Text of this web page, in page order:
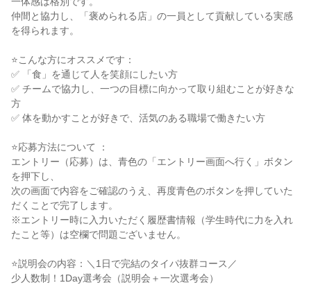
仲間と協力し、「褒められる店」の一員として貢献している実感
を得られます。
⭐こんな方にオススメです：
✅ 「食」を通じて人を笑顔にしたい方
✅ チームで協力し、一つの目標に向かって取り組むことが好きな
方
✅ 体を動かすことが好きで、活気のある職場で働きたい方
⭐応募方法について ：
エントリー（応募）は、青色の「エントリー画面へ行く」ボタン
を押下し、
次の画面で内容をご確認のうえ、再度青色のボタンを押していた
だくことで完了します。
※エントリー時に入力いただく履歴書情報（学生時代に力を入れ
たこと等）は空欄で問題ございません。
⭐説明会の内容：＼1日で完結のタイパ抜群コース／
少人数制！1Day選考会（説明会＋一次選考会）